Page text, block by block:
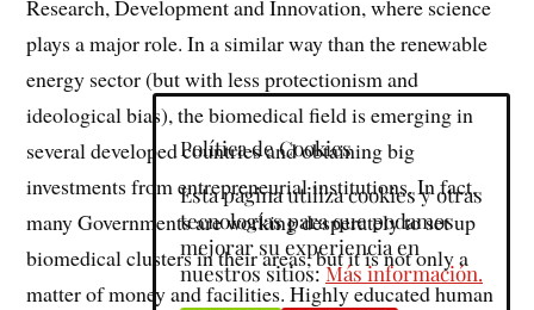
Research, Development and Innovation, where science
plays a major role. In a similar way than the renewable
energy sector (but with less protectionism and
ideological bias), the biomedical field is emerging in
several developed countries and obtaining big
investments from entrepreneurial institutions. In fact,
many Governments are working desperately to set up
biomedical clusters in their areas, but it is not only a
matter of money and facilities. Highly educated human
Política de Cookies
Esta página utiliza cookies y otras
tecnologías para que podamos
mejorar su experiencia en
nuestros sitios:Más información.